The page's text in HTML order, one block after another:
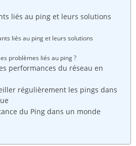
liés au ping et leurs solutions
liés au ping et leurs solutions
problèmes liés au ping ?
performances du réseau en
régulièrement les pings dans
du Ping dans un monde